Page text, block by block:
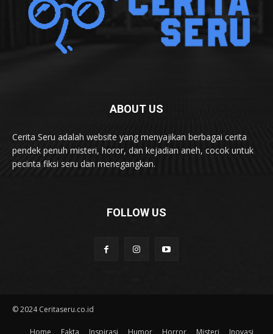
ABOUT US
Cerita Seru adalah website yang menyajikan berbagai cerita
pendek penuh misteri, horor, dan kejadian aneh, cocok untuk
pecinta fiksi seru dan menegangkan.
FOLLOW US
© 2024 Ceritaseru.co.id